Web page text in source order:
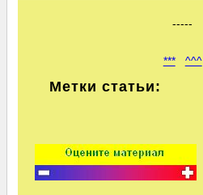
-----
*** ^^^
Метки статьи: